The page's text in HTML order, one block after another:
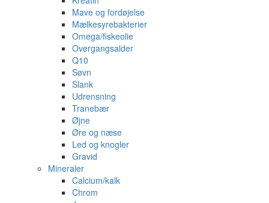
Mave og fordøjelse
Mælkesyrebakterier
Omega/fiskeolie
Overgangsalder
Q10
Søvn
Slank
Udrensning
Tranebær
Øjne
Øre og næse
Led og knogler
Gravid
Mineraler
Calcium/kalk
Chrom